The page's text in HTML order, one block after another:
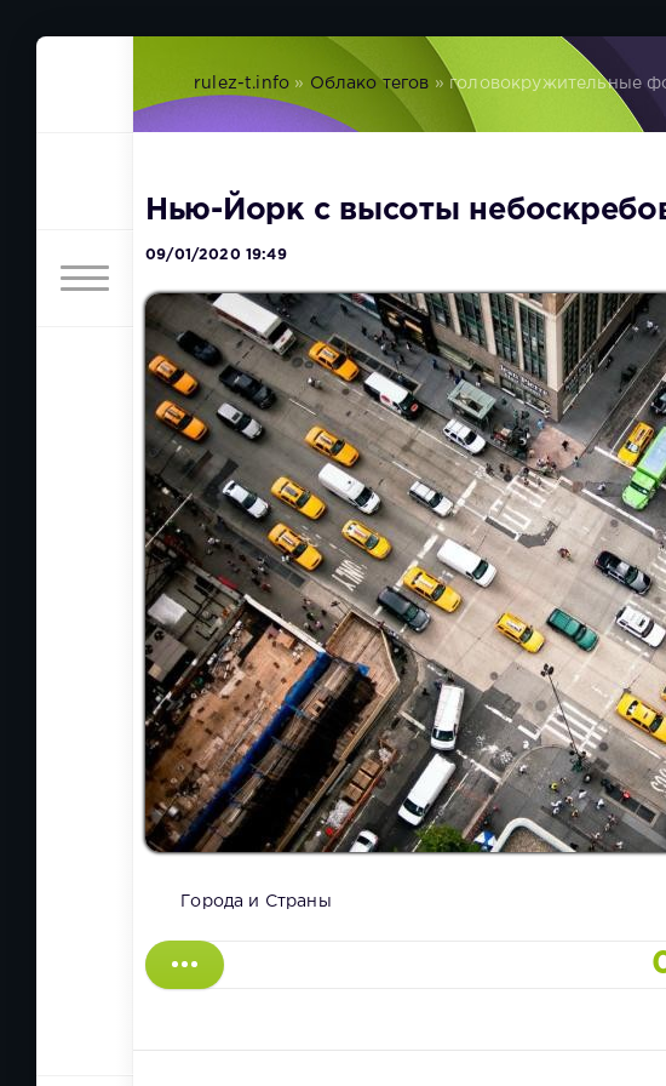
rulez-t.info » Облако тегов » головокружительные
Нью-Йорк с высоты
09/01/2020 19:49
Города и Страны